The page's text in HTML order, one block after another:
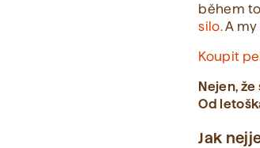
během
silo. A
Koupit
Nejen,
Od
Jak